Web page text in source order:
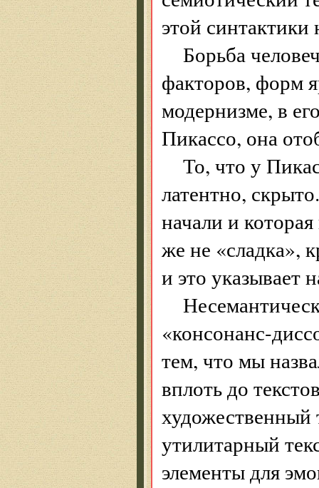
этой
Борьба
факторов, форм
модернизме, в
Пикассо, она
То, что у
латентно,
начали и
же не «сладка»,
и это указывает
«консонанс-
тем, что мы
вплоть до
художественный
утилитарный
элементы для